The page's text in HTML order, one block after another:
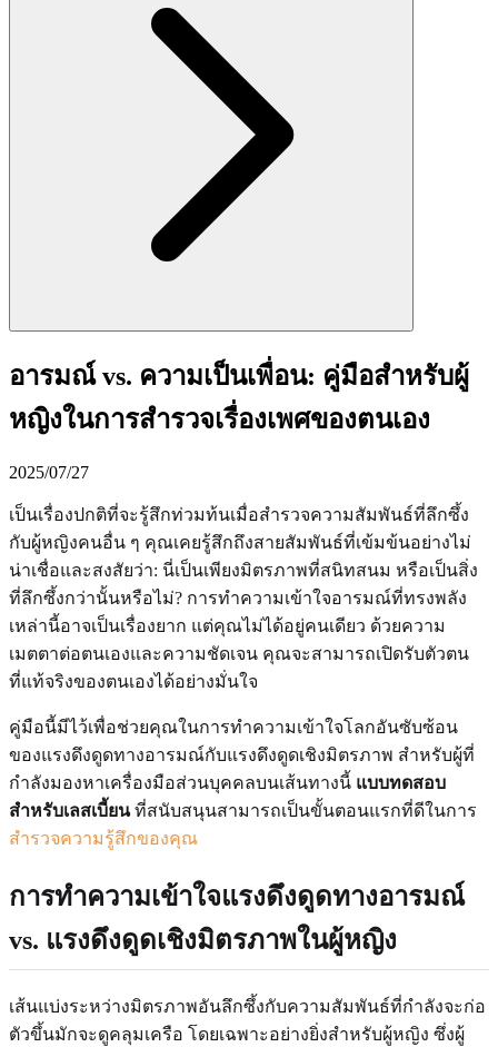
อารมณ์ vs. ความเป็นเพื่อน: คู่มือสำหรับผู้
หญิงในการสำรวจเรื่องเพศของตนเอง
2025/07/27
เป็นเรื่องปกติที่จะรู้สึกท่วมท้นเมื่อสำรวจความสัมพันธ์ที่ลึกซึ้ง
กับผู้หญิงคนอื่น ๆ คุณเคยรู้สึกถึงสายสัมพันธ์ที่เข้มข้นอย่างไม่
น่าเชื่อและสงสัยว่า: นี่เป็นเพียงมิตรภาพที่สนิทสนม หรือเป็นสิ่ง
ที่ลึกซึ้งกว่านั้นหรือไม่? การทำความเข้าใจอารมณ์ที่ทรงพลัง
เหล่านี้อาจเป็นเรื่องยาก แต่คุณไม่ได้อยู่คนเดียว ด้วยความ
เมตตาต่อตนเองและความชัดเจน คุณจะสามารถเปิดรับตัวตน
ที่แท้จริงของตนเองได้อย่างมั่นใจ
คู่มือนี้มีไว้เพื่อช่วยคุณในการทำความเข้าใจโลกอันซับซ้อน
ของแรงดึงดูดทางอารมณ์กับแรงดึงดูดเชิงมิตรภาพ สำหรับผู้ที่
กำลังมองหาเครื่องมือส่วนบุคคลบนเส้นทางนี้ แบบทดสอบ
สำหรับเลสเบี้ยนที่สนับสนุนสามารถเป็นขั้นตอนแรกที่ดีในการ
สำรวจความรู้สึกของคุณ
การทำความเข้าใจแรงดึงดูดทางอารมณ์
vs. แรงดึงดูดเชิงมิตรภาพในผู้หญิง
เส้นแบ่งระหว่างมิตรภาพอันลึกซึ้งกับความสัมพันธ์ที่กำลังจะก่อ
ตัวขึ้นมักจะดูคลุมเครือ โดยเฉพาะอย่างยิ่งสำหรับผู้หญิง ซึ่งผู้